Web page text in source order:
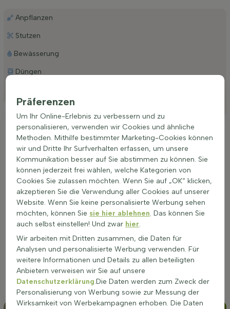
Platzierung
Anpflanzen
Stutzen
Bewässerung
Düngen
Ideale Platzierung einer Platanus x hispanica
'Alphen's Globe'
Die Ahornblättrige Platane (Platanus x hispanica 'Alphen's
Globe') Halbstamm wächst am besten an einem warmen,
hellen Platz in Sonne bis Halbschatten. Ein offener, luftiger
Standort mit wenig Zugwind ist ideal. Der Baum kommt gut
mit befestigten Flächen zurecht und passt daher auch an
Straßen oder auf Terrassen. Der Boden darf lehmig, sandig,
lössig, torfig oder tonig sein, wichtig ist eine tiefgründige,
leicht kalkreich. Staunässe vermeiden, zeitweise Trockenheit
wird besser vertragen. Die richtige Lage fördert dichten
Kronenaufbau, gesundes Blattwerk und eine harmonische
Kugelform, ob in kleinem oder großem Garten, Grünanlage
oder Industriegebiet.
Präferenzen
Um Ihr Online-Erlebnis zu verbessern und zu
personalisieren, verwenden wir Cookies und ähnliche
Methoden. Mithilfe bestimmter Marketing-Cookies können
wir und Dritte Ihr Surfverhalten erfassen, um unsere
Kommunikation besser auf Sie abstimmen zu können. Sie
können jederzeit frei wählen, welche Kategorien von
Cookies Sie zulassen möchten. Wenn Sie auf „OK“ klicken,
akzeptieren Sie die Verwendung aller Cookies auf unserer
Website. Wenn Sie keine personalisierte Werbung sehen
möchten, können Sie sie hier ablehnen. Das können Sie
auch selbst einstellen! Und zwar hier.
Wir arbeiten mit Dritten zusammen, die Daten für
Analysen und personalisierte Werbung verwenden. Für
weitere Informationen und Details zu allen beteiligten
Anbietern verweisen wir Sie auf unsere
Datenschutzerklärung.Die Daten werden zum Zweck der
Personalisierung von Werbung sowie zur Messung der
Wirksamkeit von Werbekampagnen erhoben. Die Daten